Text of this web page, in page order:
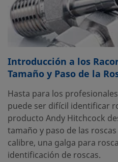
Introducción a los
Tamaño y Paso de la
Hasta para los
puede ser difícil identificar
producto Andy Hitchcock
tamaño y paso de las
calibre, una galga para
identificación de roscas.